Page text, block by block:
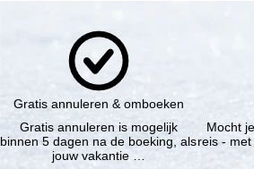
Gratis annuleren & omboeken
Gratis annuleren is mogelijk
binnen 5 dagen na de boeking, als
jouw vakantie …
Mocht
reis -